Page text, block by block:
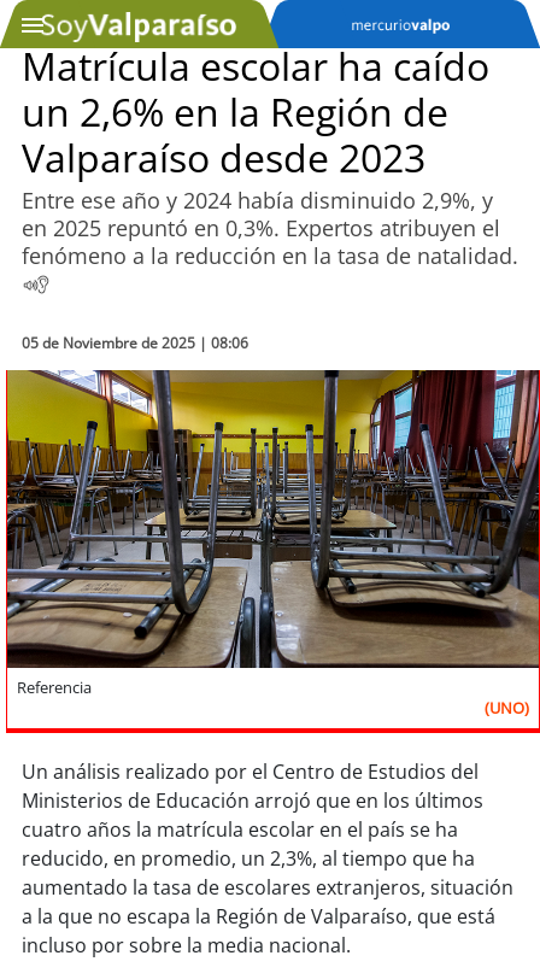
SOYTV
Podcast
Actualidad
Economía
Deportes
Tecnología
Sostenibilidad
soychile
soyarica
soyiquique
soycalama
soyantofagasta
soycopiapó
Matrícula escolar ha caído
un 2,6% en la Región de
Valparaíso desde 2023
Entre ese año y 2024 había disminuido 2,9%, y
en 2025 repuntó en 0,3%. Expertos atribuyen el
fenómeno a la reducción en la tasa de natalidad.
05 de Noviembre de 2025 | 08:06
Referencia
(UNO)
Un análisis realizado por el Centro de Estudios del
Ministerios de Educación arrojó que en los últimos
cuatro años la matrícula escolar en el país se ha
reducido, en promedio, un 2,3%, al tiempo que ha
aumentado la tasa de escolares extranjeros, situación
a la que no escapa la Región de Valparaíso, que está
incluso por sobre la media nacional.